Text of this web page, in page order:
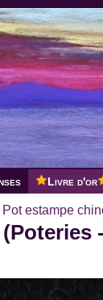
Livre d'or
Pot estampe